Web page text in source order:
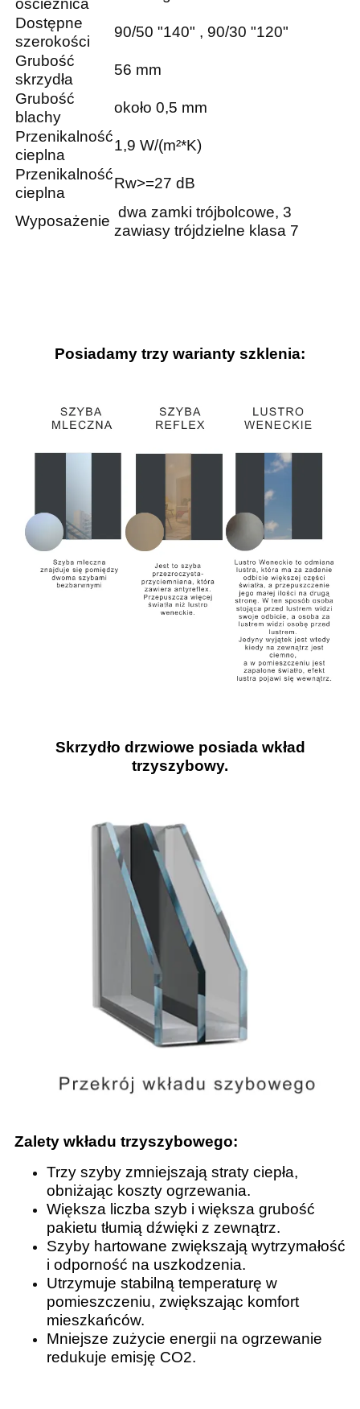
ościeżnica
Dostępne
szerokości
90/50 "140" , 90/30 "120"
Grubość
skrzydła
56 mm
Grubość
blachy
około 0,5 mm
Przenikalność
cieplna
1,9 W/(m²*K)
Przenikalność
cieplna
Rw>=27 dB
Wyposażenie
dwa zamki trójbolcowe, 3
zawiasy trójdzielne klasa 7
Posiadamy trzy warianty szklenia:
Skrzydło drzwiowe posiada wkład
trzyszybowy.
Zalety wkładu trzyszybowego:
Trzy szyby zmniejszają straty ciepła,
obniżając koszty ogrzewania.
Większa liczba szyb i większa grubość
pakietu tłumią dźwięki z zewnątrz.
Szyby hartowane zwiększają wytrzymałość
i odporność na uszkodzenia.
Utrzymuje stabilną temperaturę w
pomieszczeniu, zwiększając komfort
mieszkańców.
Mniejsze zużycie energii na ogrzewanie
redukuje emisję CO2.